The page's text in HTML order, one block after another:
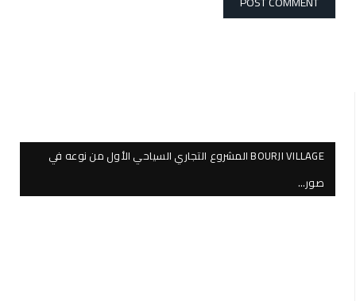
BOURJI VILLAGE المشروع التجاري السياحي الأول من نوعه في
صور…